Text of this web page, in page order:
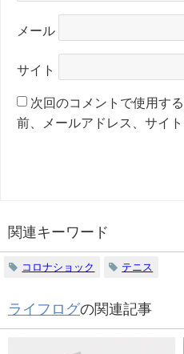
メール
サイト
次回のコメントで使用す
前、メールアドレス、サイト
関連キーワード
コロナショック テニス
ライフログの関連記事